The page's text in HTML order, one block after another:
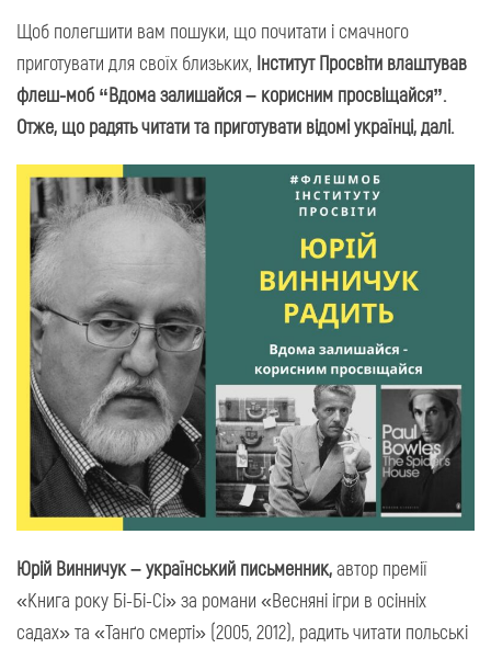
Щоб полегшити вам пошуки, що почитати і смачного
приготувати для своїх близьких, Інститут Просвіти влаштував
флеш-моб “Вдома залишайся – корисним просвіщайся”.
Отже, що радять читати та приготувати відомі українці, далі.
Юрій Винничук – український письменник,автор премії
«Книга року Бі-Бі-Сі» за романи «Весняні ігри в осінніх
садах» та «Танґо смерті» (2005, 2012), радить читати польські